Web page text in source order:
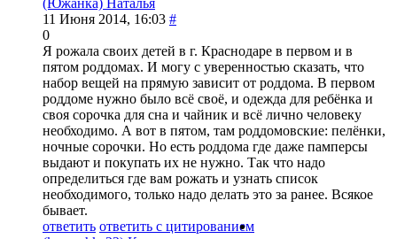
11 Июня 2014, 16:03 #
0
Я рожала своих детей в г. Краснодаре в первом и в
пятом роддомах. И могу с уверенностью сказать, что
набор вещей на прямую зависит от роддома. В первом
роддоме нужно было всё своё, и одежда для ребёнка и
своя сорочка для сна и чайник и всё лично человеку
необходимо. А вот в пятом, там роддомовские: пелёнки,
ночные сорочки. Но есть роддома где даже памперсы
выдают и покупать их не нужно. Так что надо
определиться где вам рожать и узнать список
необходимого, только надо делать это за ранее. Всякое
бывает.
ответить ответить с цитированием